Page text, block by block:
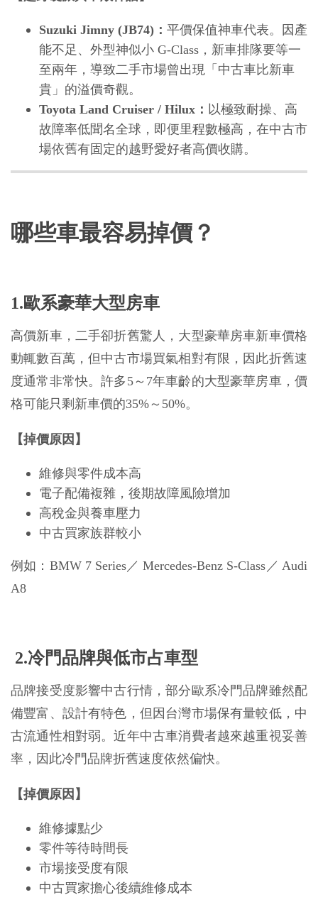
Suzuki Jimny (JB74)： 平價保值神車代表。因產
能不足、外型神似小 G-Class，新車排隊要等一
至兩年，導致二手市場曾出現「中古車比新車
貴」的溢價奇觀。
Toyota Land Cruiser / Hilux： 以極致耐操、高
故障率低聞名全球，即便里程數極高，在中古市
場依舊有固定的越野愛好者高價收購。
哪些車最容易掉價？
1.歐系豪華大型房車
高價新車，二手卻折舊驚人，大型豪華房車新車價格
動輒數百萬，但中古市場買氣相對有限，因此折舊速
度通常非常快。許多5～7年車齡的大型豪華房車，價
格可能只剩新車價的35%～50%。
【掉價原因】
維修與零件成本高
電子配備複雜，後期故障風險增加
高稅金與養車壓力
中古買家族群較小
例如：BMW 7 Series／ Mercedes-Benz S-Class／ Audi
A8
2.冷門品牌與低市占車型
品牌接受度影響中古行情，部分歐系冷門品牌雖然配
備豐富、設計有特色，但因台灣市場保有量較低，中
古流通性相對弱。近年中古車消費者越來越重視妥善
率，因此冷門品牌折舊速度依然偏快。
【掉價原因】
維修據點少
零件等待時間長
市場接受度有限
中古買家擔心後續維修成本